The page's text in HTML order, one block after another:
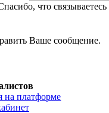
что связываетесь
Ваше сообщение.
на платформе